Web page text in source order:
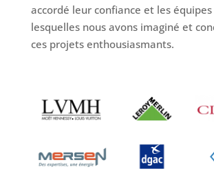
accordé leur confiance et les équipes
lesquelles nous avons imaginé et
ces projets enthousiasmants.